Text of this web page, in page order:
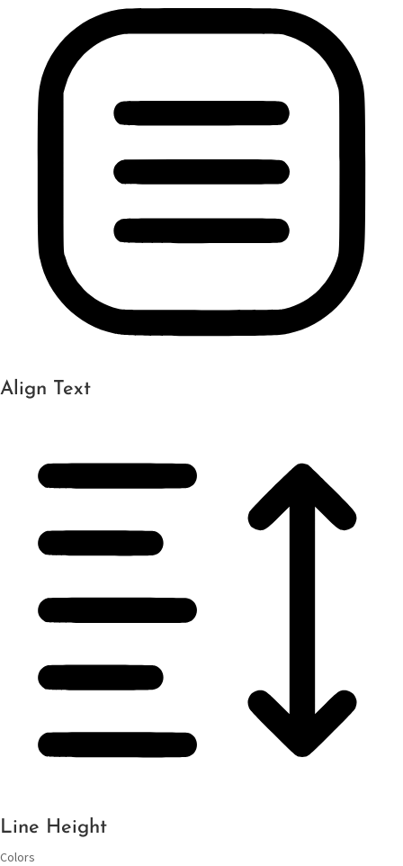
Align Text
Line Height
Colors